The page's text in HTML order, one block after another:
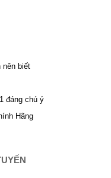
nên biết
đáng chú ý
Hãng